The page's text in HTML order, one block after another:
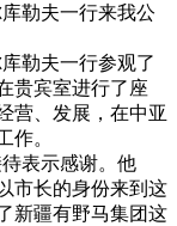
勒夫一行来我公
勒夫一行参观了
贵宾室进行了座
营、发展，在中亚
作。
表示感谢。他
市长的身份来到这
新疆有野马集团这